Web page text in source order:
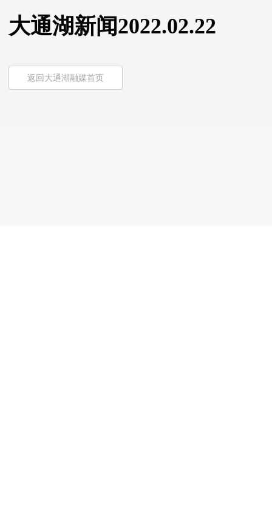
大通湖新闻2022.02.22
返回大通湖融媒首页